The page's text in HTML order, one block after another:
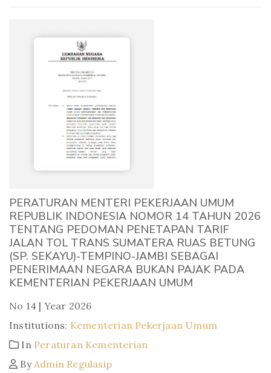
PERATURAN MENTERI PEKERJAAN UMUM
REPUBLIK INDONESIA NOMOR 14 TAHUN 2026
TENTANG PEDOMAN PENETAPAN TARIF
JALAN TOL TRANS SUMATERA RUAS BETUNG
(SP. SEKAYU)-TEMPINO-JAMBI SEBAGAI
PENERIMAAN NEGARA BUKAN PAJAK PADA
KEMENTERIAN PEKERJAAN UMUM
No 14 | Year 2026
Institutions: Kementerian Pekerjaan Umum
In Peraturan Kementerian
ByAdmin Regulasip